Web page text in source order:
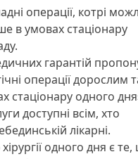
операції, котрі
в умовах стаціонару
гарантій
операції дорослим
стаціонару одного
доступні всім, хто
лікарні.
одного дня є